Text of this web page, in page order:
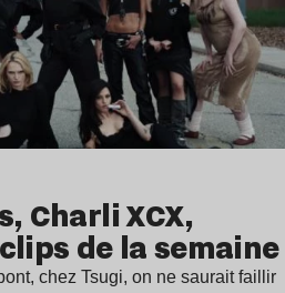
Charli XCX,
de la semaine
chez Tsugi, on ne saurait faillir